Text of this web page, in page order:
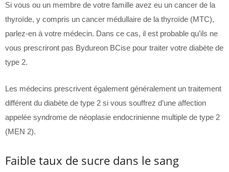
Si vous ou un membre de votre famille avez eu un cancer de la
thyroïde, y compris un cancer médullaire de la thyroïde (MTC),
parlez-en à votre médecin. Dans ce cas, il est probable qu’ils ne
vous prescriront pas Bydureon BCise pour traiter votre diabète de
type 2.
Les médecins prescrivent également généralement un traitement
différent du diabète de type 2 si vous souffrez d’une affection
appelée syndrome de néoplasie endocrinienne multiple de type 2
(MEN 2).
Faible taux de sucre dans le sang